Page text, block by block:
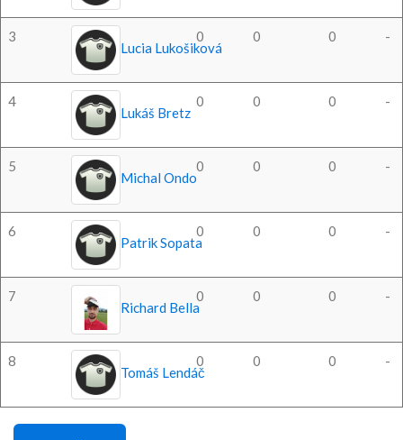
3
Lucia Lukošiková
0 0 0 -
4
Lukáš Bretz
0 0 0 -
5
Michal Ondo
0 0 0 -
6
Patrik Sopata
0 0 0 -
7
Richard Bella
0 0 0 -
8
Tomáš Lendáč
0 0 0 -